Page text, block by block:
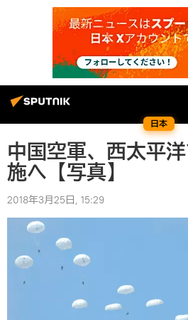
日本
中国空軍、西太平
施へ【写真】
2018年3月25日, 15:29